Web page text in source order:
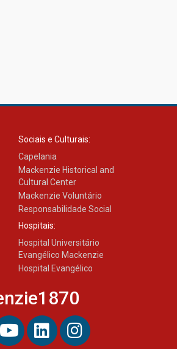
Sociais e Culturais:
Capelania
Mackenzie Historical and
Cultural Center
Mackenzie Voluntário
Responsabilidade Social
Hospitais:
Hospital Universitário
Evangélico Mackenzie
Hospital Evangélico